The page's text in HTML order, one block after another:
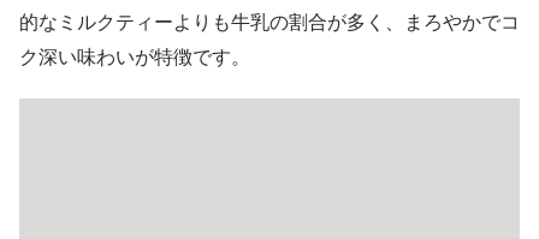
的なミルクティーよりも牛乳の割合が多く、まろやかでコ
ク深い味わいが特徴です。